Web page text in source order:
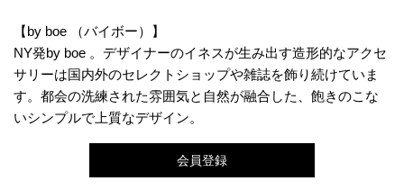
【by boe （バイボー）】
NY発by boe 。デザイナーのイネスが生み出す造形的なアクセ
サリーは国内外のセレクトショップや雑誌を飾り続けていま
す。都会の洗練された雰囲気と自然が融合した、飽きのこな
いシンプルで上質なデザイン。
会員登録